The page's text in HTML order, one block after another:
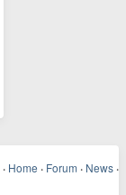
· Home · Forum · News ·